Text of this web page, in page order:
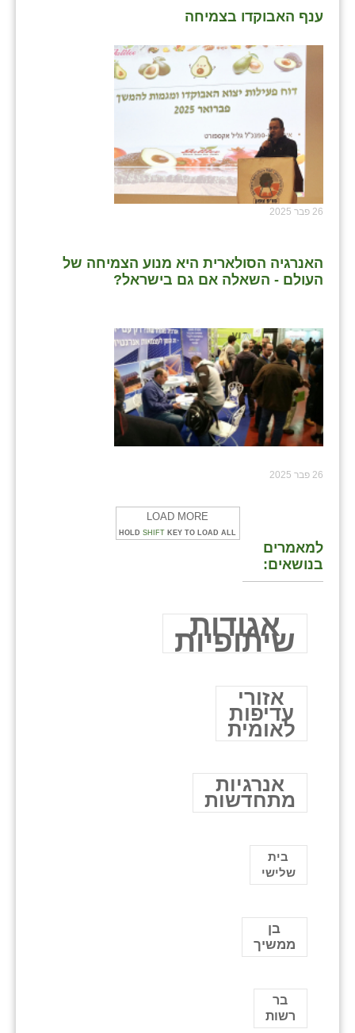
ענף האבוקדו בצמיחה
26 פבר 2025
האנרגיה הסולארית היא מנוע הצמיחה של
העולם - השאלה אם גם בישראל?
26 פבר 2025
LOAD MORE
HOLD SHIFT KEY TO LOAD ALL
למאמרים
בנושאים:
אגודות
שיתופיות
אזורי
עדיפות
לאומית
אנרגיות
מתחדשות
בית
שלישי
בן
ממשיך
בר
רשות